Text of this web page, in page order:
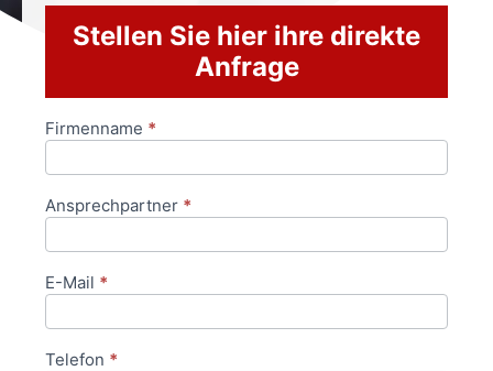
Stellen Sie hier ihre direkte
Anfrage
Anfrageformular
Firmenname *
Ansprechpartner *
E-Mail *
Telefon *